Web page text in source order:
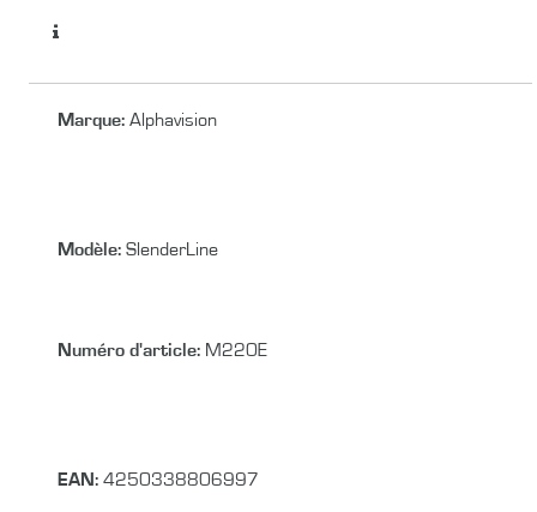
Marque: Alphavision
Modèle: SlenderLine
Numéro d'article: M220E
EAN: 4250338806997